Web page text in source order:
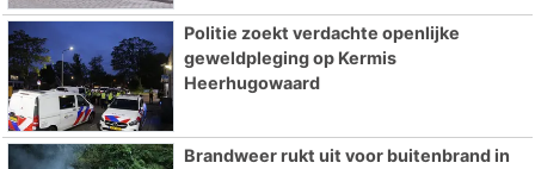
Politie zoekt verdachte openlijke
geweldpleging op Kermis
Heerhugowaard
Brandweer rukt uit voor buitenbrand in